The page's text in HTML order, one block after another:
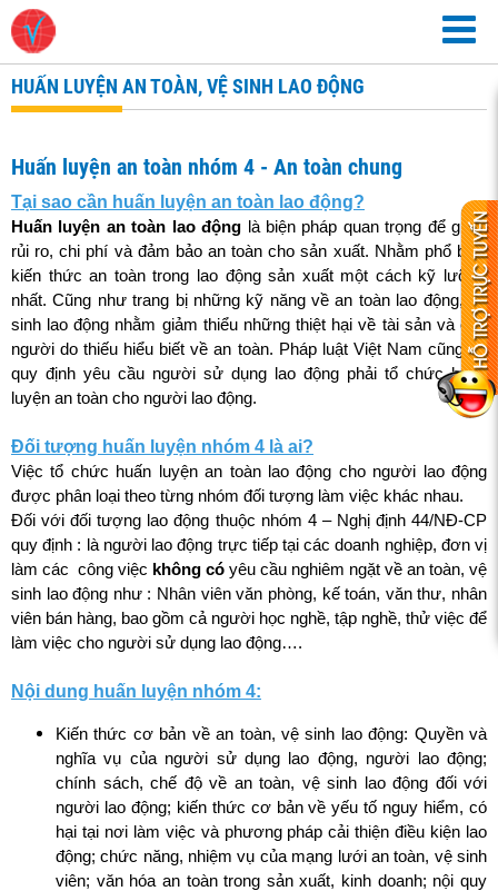
HUẤN LUYỆN AN TOÀN, VỆ SINH LAO ĐỘNG
Huấn luyện an toàn nhóm 4 - An toàn chung
Tại sao cần huấn luyện an toàn lao động?
Huấn luyện an toàn lao động là biện pháp quan trọng để giảm
rủi ro, chi phí và đảm bảo an toàn cho sản xuất. Nhằm phổ biến
kiến thức an toàn trong lao động sản xuất một cách kỹ lưỡng
nhất. Cũng như trang bị những kỹ năng về an toàn lao động, vệ
sinh lao động nhằm giảm thiểu những thiệt hại về tài sản và con
người do thiếu hiểu biết về an toàn. Pháp luật Việt Nam cũng có
quy định yêu cầu người sử dụng lao động phải tổ chức huấn
luyện an toàn cho người lao động.
Đối tượng huấn luyện nhóm 4 là ai?
Việc tổ chức huấn luyện an toàn lao động cho người lao động
được phân loại theo từng nhóm đối tượng làm việc khác nhau.
Đối với đối tượng lao động thuộc nhóm 4 – Nghị định 44/NĐ-CP
quy định : là người lao động trực tiếp tại các doanh nghiệp, đơn vị
làm các công việc không có yêu cầu nghiêm ngặt về an toàn, vệ
sinh lao động như : Nhân viên văn phòng, kế toán, văn thư, nhân
viên bán hàng, bao gồm cả người học nghề, tập nghề, thử việc để
làm việc cho người sử dụng lao động….
Nội dung huấn luyện nhóm 4:
Kiến thức cơ bản về an toàn, vệ sinh lao động: Quyền và
nghĩa vụ của người sử dụng lao động, người lao động;
chính sách, chế độ về an toàn, vệ sinh lao động đối với
người lao động; kiến thức cơ bản về yếu tố nguy hiểm, có
hại tại nơi làm việc và phương pháp cải thiện điều kiện lao
động; chức năng, nhiệm vụ của mạng lưới an toàn, vệ sinh
viên; văn hóa an toàn trong sản xuất, kinh doanh; nội quy